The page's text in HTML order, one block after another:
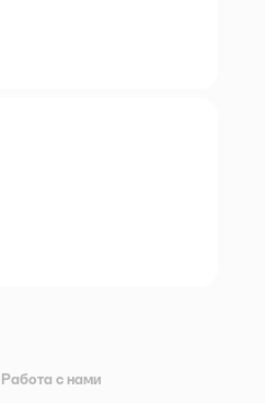
Работа с нами